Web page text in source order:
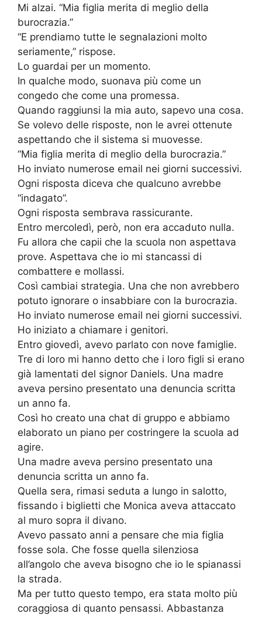
Mi alzai. “Mia figlia merita di meglio della
burocrazia.”
“E prendiamo tutte le segnalazioni molto
seriamente,” rispose.
Lo guardai per un momento.
In qualche modo, suonava più come un
congedo che come una promessa.
Quando raggiunsi la mia auto, sapevo una cosa.
Se volevo delle risposte, non le avrei ottenute
aspettando che il sistema si muovesse.
“Mia figlia merita di meglio della burocrazia.”
Ho inviato numerose email nei giorni successivi.
Ogni risposta diceva che qualcuno avrebbe
“indagato”.
Ogni risposta sembrava rassicurante.
Entro mercoledì, però, non era accaduto nulla.
Fu allora che capii che la scuola non aspettava
prove. Aspettava che io mi stancassi di
combattere e mollassi.
Così cambiai strategia. Una che non avrebbero
potuto ignorare o insabbiare con la burocrazia.
Ho inviato numerose email nei giorni successivi.
Ho iniziato a chiamare i genitori.
Entro giovedì, avevo parlato con nove famiglie.
Tre di loro mi hanno detto che i loro figli si erano
già lamentati del signor Daniels. Una madre
aveva persino presentato una denuncia scritta
un anno fa.
Così ho creato una chat di gruppo e abbiamo
elaborato un piano per costringere la scuola ad
agire.
Una madre aveva persino presentato una
denuncia scritta un anno fa.
Quella sera, rimasi seduta a lungo in salotto,
fissando i biglietti che Monica aveva attaccato
al muro sopra il divano.
Avevo passato anni a pensare che mia figlia
fosse sola. Che fosse quella silenziosa
all’angolo che aveva bisogno che io le spianassi
la strada.
Ma per tutto questo tempo, era stata molto più
coraggiosa di quanto pensassi. Abbastanza